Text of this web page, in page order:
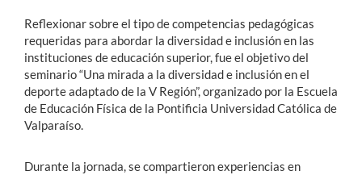
Reflexionar sobre el tipo de competencias pedagógicas
requeridas para abordar la diversidad e inclusión en las
instituciones de educación superior, fue el objetivo del
seminario “Una mirada a la diversidad e inclusión en el
deporte adaptado de la V Región”, organizado por la Escuela
de Educación Física de la Pontificia Universidad Católica de
Valparaíso.
Durante la jornada, se compartieron experiencias en